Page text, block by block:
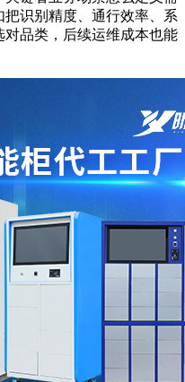
识别精度、通行效率、系
品类，后续运维成本也能